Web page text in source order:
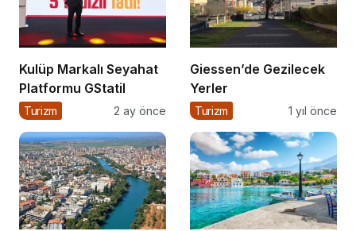
Kulüp Markalı Seyahat
Platformu GStatil
Turizm 2 ay önce
Giessen’de Gezilecek
Yerler
Turizm 1 yıl önce